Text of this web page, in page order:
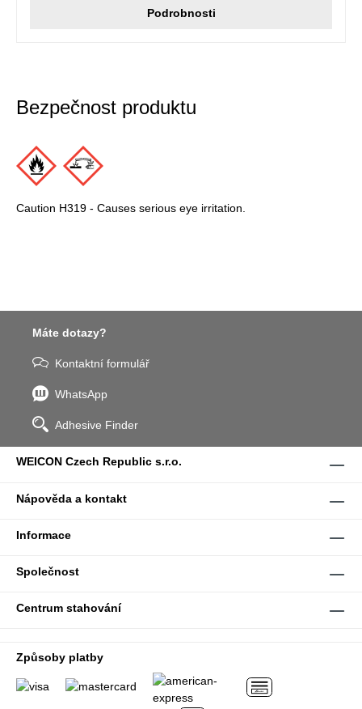
Podrobnosti
Bezpečnost produktu
Caution H319 - Causes serious eye irritation.
Máte dotazy?
Kontaktní formulář
WhatsApp
Adhesive Finder
WEICON Czech Republic s.r.o.
Nápověda a kontakt
Informace
Společnost
Centrum stahování
Způsoby platby